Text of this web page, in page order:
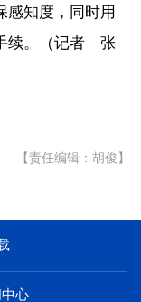
感知度，同时用
续。（记者 张
【责任编辑：胡俊】
心